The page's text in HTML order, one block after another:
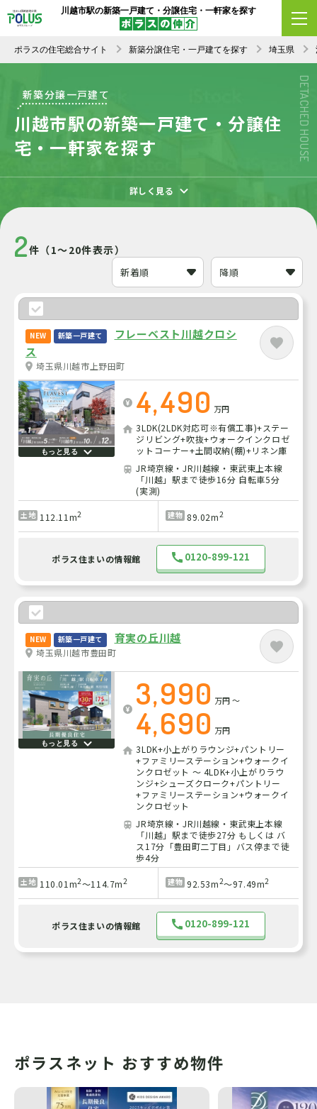
川越市駅の新築一戸建て・分譲住宅・一軒家を探す
ポラスの住宅総合サイト 新築分譲住宅・一戸建てを探す 埼玉県
DETACHED HOUSE
新築分譲一戸建て
川越市駅の新築一戸建て・分譲住
宅・一軒家を探す
詳しく見る
2件（1～20件表示）
NEW 新築一戸建て
フレーベスト川越クロシ
ス
埼玉県川越市上野田町
もっと見る
4,490 万円
3LDK(2LDK対応可※有償工事)+ステー
ジリビング+吹抜+ウォークインクロゼ
ットコーナー+土間収納(棚)+リネン庫
JR埼京線・JR川越線・東武東上本線
「川越」駅まで徒歩16分 自転車5分
(実測)
土地 112.11m2 建物 89.02m2
ポラス住まいの情報館 0120-899-121
NEW 新築一戸建て 育実の丘川越
埼玉県川越市豊田町
もっと見る
3,990 万円～
4,690 万円
3LDK+小上がりラウンジ+パントリー
+ファミリーステーション+ウォークイ
ンクロゼット ～ 4LDK+小上がりラウ
ンジ+シューズクローク+パントリー
+ファミリーステーション+ウォークイ
ンクロゼット
JR埼京線・JR川越線・東武東上本線
「川越」駅まで徒歩27分 もしくは バ
ス17分「豊田町二丁目」バス停まで徒
歩4分
土地 110.01m2～114.7m2 建物 92.53m2～97.49m2
ポラス住まいの情報館 0120-899-121
エリア変更 条件変更
ポラスネット おすすめ物件